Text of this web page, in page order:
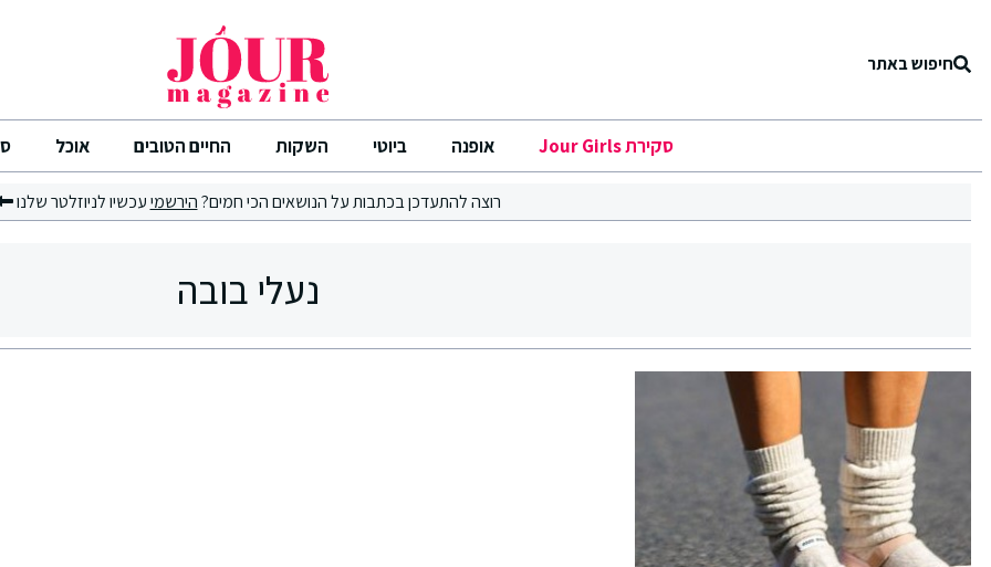
חיפוש באתר
סקירת Jour Girls אופנה ביוטי השקות החיים הטובים אוכל
רוצה להתעדכן בכתבות על הנושאים הכי חמים?הירשמיעכשיו לניוזלטר שלנו
נעלי בובה